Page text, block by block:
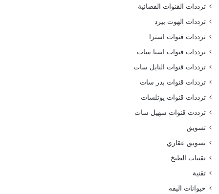
ترددات القنوات الفضائية
ترددات الهوت بيرد
ترددات قنوات استرا
ترددات قنوات اسيا سات
ترددات قنوات النايل سات
ترددات قنوات بدر سات
ترددات قنوات يوتلسات
ترددت قنوات سهيل سات
تسويق
تسويق عقاري
تقنيات الطبخ
تقنية
حيوانات اليفه